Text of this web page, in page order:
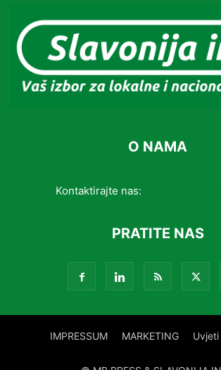
O NAMA
Kontaktirajte nas:
PRATITE NAS
IMPRESSUM MARKETING